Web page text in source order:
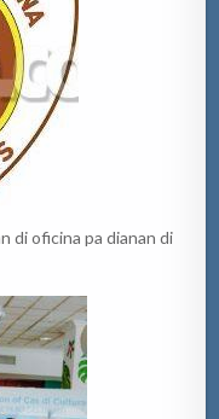
di oficina pa dianan di